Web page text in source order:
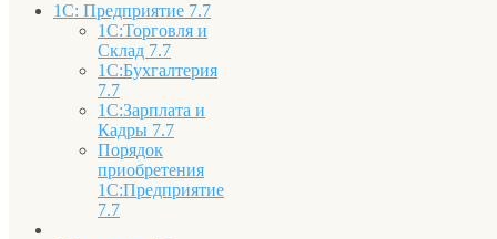
1С: Предприятие 7.7
1С:Торговля и
Склад 7.7
1С:Бухгалтерия
7.7
1С:Зарплата и
Кадры 7.7
Порядок
приобретения
1С:Предприятие
7.7